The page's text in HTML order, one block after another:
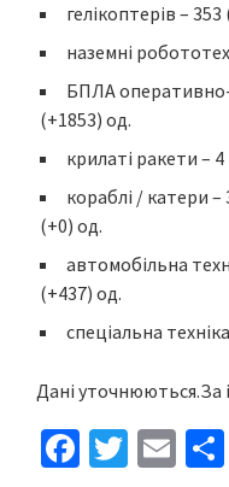
гелікоптерів –
наземні
БПЛА оперативно-
(+1853) од.
крилаті ракети –
кораблі / катери –
(+0) од.
автомобільна
(+437) од.
спеціальна
Дані уточнюються.За
Fa T
E